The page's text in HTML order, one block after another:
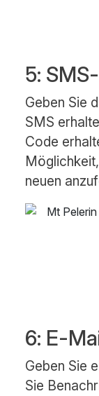
5:
Geben Sie
SMS
Code
neuen
6: E-
Geben Sie
Sie